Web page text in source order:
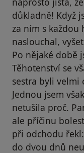
důkladně! Když
za ním s
naslouchal,
Po nějaké době
Těhotenství se
sestra byli
Jednou jsem
netušila proč.
ale příčinu
při odchodu
do dvou dnů